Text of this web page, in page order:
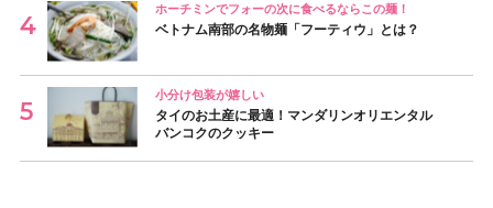
ホーチミンでフォーの次に食べるならこの麺！
ベトナム南部の名物麺「フーティウ」とは？
小分け包装が嬉しい
タイのお土産に最適！マンダリンオリエンタル
バンコクのクッキー